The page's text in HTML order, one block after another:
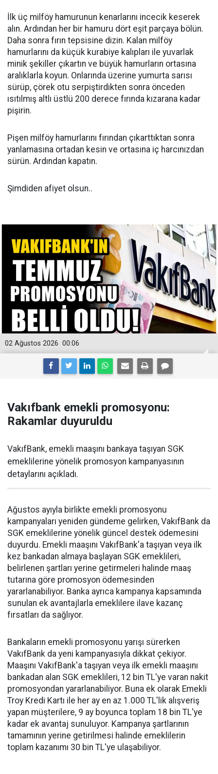
İlk üç milföy hamurunun kenarlarını incecik keserek
alın. Ardından her bir hamuru dört eşit parçaya bölün.
Daha sonra fırın tepsisine dizin. Kalan milföy
hamurlarını da küçük kurabiye kalıpları ile yuvarlak
minik şekiller çıkartın ve büyük hamurların ortasına
aralıklarla koyun. Onlarında üzerine yumurta sarısı
sürüp, çörek otu serpiştirdikten sonra önceden
ısıtılmış altlı üstlü 200 derece fırında kızarana kadar
pişirin.
Pişen milföy hamurlarını fırından çıkarttıktan sonra
yanlamasına ortadan kesin ve ortasına iç harcınızdan
sürün. Ardından kapatın.
Şimdiden afiyet olsun..
00:06
02 Ağustos 2026
Vakıfbank emekli promosyonu:
Rakamlar duyuruldu
VakıfBank, emekli maaşını bankaya taşıyan SGK
emeklilerine yönelik promosyon kampanyasının
detaylarını açıkladı.
Ağustos ayıyla birlikte emekli promosyonu
kampanyaları yeniden gündeme gelirken, VakıfBank da
SGK emeklilerine yönelik güncel destek ödemesini
duyurdu. Emekli maaşını VakıfBank'a taşıyan veya ilk
kez bankadan almaya başlayan SGK emeklileri,
belirlenen şartları yerine getirmeleri halinde maaş
tutarına göre promosyon ödemesinden
yararlanabiliyor. Banka ayrıca kampanya kapsamında
sunulan ek avantajlarla emeklilere ilave kazanç
fırsatları da sağlıyor.
Bankaların emekli promosyonu yarışı sürerken
VakıfBank da yeni kampanyasıyla dikkat çekiyor.
Maaşını VakıfBank'a taşıyan veya ilk emekli maaşını
bankadan alan SGK emeklileri, 12 bin TL'ye varan nakit
promosyondan yararlanabiliyor. Buna ek olarak Emekli
Troy Kredi Kartı ile her ay en az 1.000 TL'lik alışveriş
yapan müşterilere, 9 ay boyunca toplam 18 bin TL'ye
kadar ek avantaj sunuluyor. Kampanya şartlarının
tamamının yerine getirilmesi halinde emeklilerin
toplam kazanımı 30 bin TL'ye ulaşabiliyor.